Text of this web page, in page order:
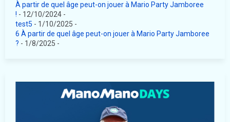
À partir de quel âge peut-on jouer à Mario Party Jamboree
! - 12/10/2024 -
test5 - 1/10/2025 -
6 À partir de quel âge peut-on jouer à Mario Party Jamboree
? - 1/8/2025 -